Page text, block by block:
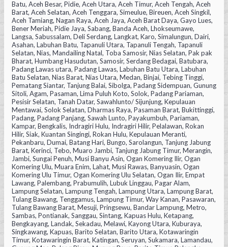
Batu, Aceh Besar, Pidie, Aceh Utara, Aceh Timur, Aceh Tengah, Aceh
Barat, Aceh Selatan, Aceh Tenggara, Simeulue, Bireuen, Aceh Singkil,
Aceh Tamiang, Nagan Raya, Aceh Jaya, Aceh Barat Daya, Gayo Lues,
Bener Meriah, Pidie Jaya, Sabang, Banda Aceh, Lhokseumawe,
Langsa, Sabussalam, Deli Serdang, Langkat, Karo, Simalungun, Dairi,
Asahan, Labuhan Batu, Tapanuli Utara, Tapanuli Tengah, Tapanuli
Selatan, Nias, Mandailing Natal, Toba Samosir, Nias Selatan, Pak pak
Bharat, Humbang Hasudutan, Samosir, Serdang Bedagai, Batubara,
Padang Lawas utara, Padang Lawas, Labuhan Batu Utara, Labuhan
Batu Selatan, Nias Barat, Nias Utara, Medan, Binjai, Tebing Tinggi,
Pematang Siantar, Tanjung Balai, Sibolga, Padang Sidempuan, Gunung
Sitoli, Agam, Pasaman, Lima Puluh Koto, Solok, Padang Pariaman,
Pesisir Selatan, Tanah Datar, Sawahlunto/ Sijunjung, Kepulauan
Mentawai, Solok Selatan, Dharmas Raya, Pasaman Barat, Bukittinggi,
Padang, Padang Panjang, Sawah Lunto, Payakumbuh, Pariaman,
Kampar, Bengkalis, Indragiri Hulu, Indragiri Hilir, Pelalawan, Rokan
Hilir, Siak, Kuantan Singingi, Rokan Hulu, Kepulauan Meranti,
Pekanbaru, Dumai, Batang Hari, Bungo, Sarolangun, Tanjung Jabung
Barat, Kerinci, Tebo, Muaro Jambi, Tanjung Jabung Timur, Merangin,
Jambi, Sungai Penuh, Musi Banyu Asin, Ogan Komering Ilir, Ogan
Komering Ulu, Muara Enim, Lahat, Musi Rawas, Banyuasin, Ogan
Komering Ulu Timur, Ogan Komering Ulu Selatan, Ogan Ilir, Empat
Lawang, Palembang, Prabumulih, Lubuk Linggau, Pagar Alam,
Lampung Selatan, Lampung Tengah, Lampung Utara, Lampung Barat,
Tulang Bawang, Tenggamus, Lampung Timur, Way Kanan, Pasawaran,
Tulang Bawang Barat, Mesuji, Pringsewu, Bandar Lampung, Metro,
Sambas, Pontianak, Sanggau, Sintang, Kapuas Hulu, Ketapang,
Bengkayang, Landak, Sekadau, Melawi, Kayong Utara, Kuburaya,
Singkawang, Kapuas, Barito Selatan, Barito Utara, Kotawaringin
Timur, Kotawaringin Barat, Katingan, Seruyan, Sukamara, Lamandau,